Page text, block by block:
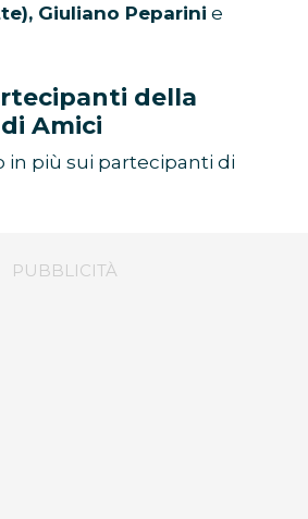
Giuliano Peparini e
della
Amici
in più sui partecipanti di